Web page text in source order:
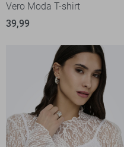
Vero Moda T-shirt
39,99